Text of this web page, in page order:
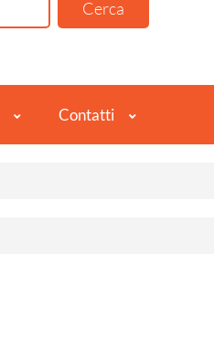
Contatti